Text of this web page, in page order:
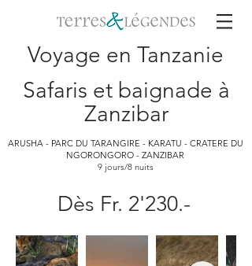
Voyage en Tanzanie
Safaris et baignade à
Zanzibar
ARUSHA - PARC DU TARANGIRE - KARATU - CRATERE DU
NGORONGORO - ZANZIBAR
9 jours/8 nuits
Dès Fr. 2'230.-